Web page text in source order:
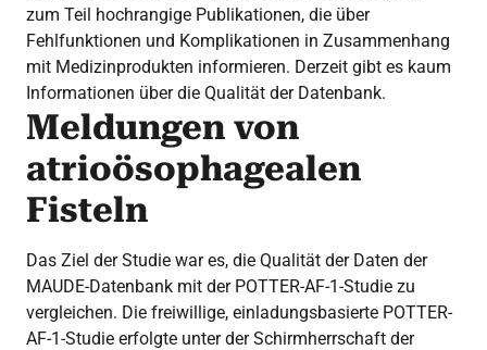
zum Teil hochrangige Publikationen, die über
Fehlfunktionen und Komplikationen in Zusammenhang
mit Medizinprodukten informieren. Derzeit gibt es kaum
Informationen über die Qualität der Datenbank.
Meldungen von
atrioösophagealen
Fisteln
Das Ziel der Studie war es, die Qualität der Daten der
MAUDE-Datenbank mit der POTTER-AF-1-Studie zu
vergleichen. Die freiwillige, einladungsbasierte POTTER-
AF-1-Studie erfolgte unter der Schirmherrschaft der